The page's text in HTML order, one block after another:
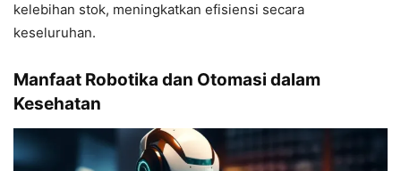
kelebihan stok, meningkatkan efisiensi secara
keseluruhan.
Manfaat Robotika dan Otomasi dalam
Kesehatan